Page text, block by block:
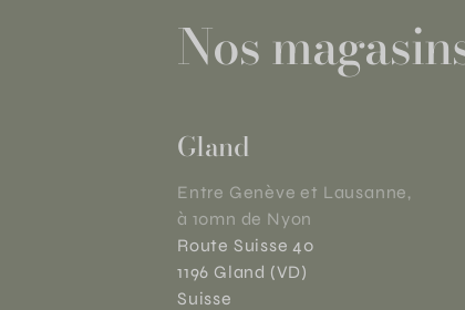
Nos
Gland
Entre Genève et Lausanne,
à 10mn de Nyon
Route Suisse 40
1196 Gland (VD)
Suisse